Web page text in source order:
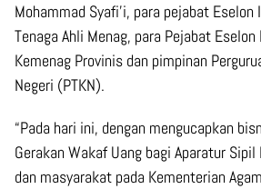
Mohammad Syafi’i, para pejabat
Tenaga Ahli Menag, para Pejabat
Kemenag Provinis dan pimpinan
Negeri (PTKN).
“Pada hari ini, dengan mengucapkan
Gerakan Wakaf Uang bagi Aparatur
dan masyarakat pada Kementerian